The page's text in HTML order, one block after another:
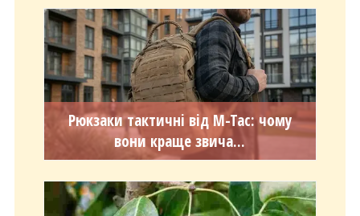
Рюкзаки тактичні від M-Tac: чому
вони краще звича...